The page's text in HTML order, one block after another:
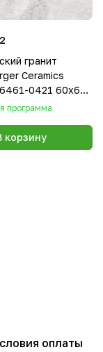
гранит
Ceramics
0421 60х60
программа
корзину
оплаты